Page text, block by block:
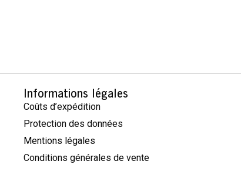
Informations légales
Coûts d’expédition
Protection des données
Mentions légales
Conditions générales de vente